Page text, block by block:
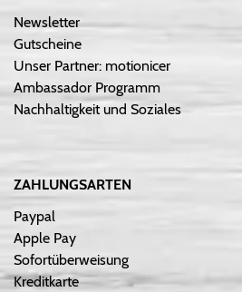
Newsletter
Gutscheine
Unser Partner: motionicer
Ambassador Programm
Nachhaltigkeit und Soziales
ZAHLUNGSARTEN
Paypal
Apple Pay
Sofortüberweisung
Kreditkarte